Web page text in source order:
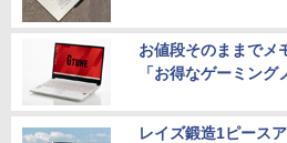
お値段そのままでメ
「お得なゲーミング
レイズ鍛造1ピース